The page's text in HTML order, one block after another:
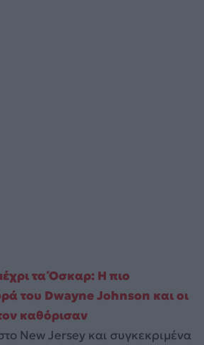
τα Όσκαρ: Η πιο
του Dwayne Johnson και οι
καθόρισαν
New Jersey και συγκεκριμένα